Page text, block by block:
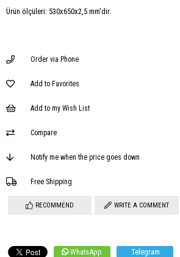
Ürün ölçüleri: 530x650x2,5 mm'dir.
Order via Phone
Add to Favorites
Add to my Wish List
Compare
Notify me when the price goes down
Free Shipping
RECOMMEND WRITE A COMMENT
WhatsApp Telegram